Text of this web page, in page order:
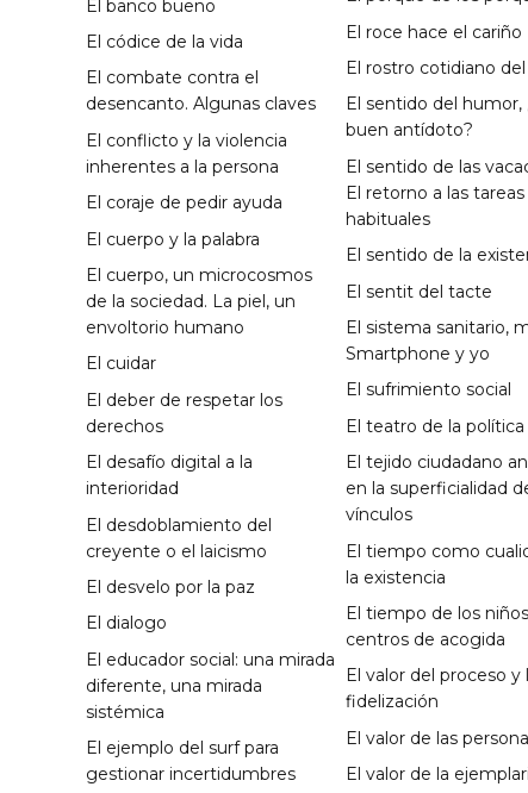
El banco bueno
El códice de la vida
El combate contra el
desencanto. Algunas claves
El conflicto y la violencia
inherentes a la persona
El coraje de pedir ayuda
El cuerpo y la palabra
El cuerpo, un microcosmos
de la sociedad. La piel, un
envoltorio humano
El cuidar
El deber de respetar los
derechos
El desafío digital a la
interioridad
El desdoblamiento del
creyente o el laicismo
El desvelo por la paz
El dialogo
El educador social: una mirada
diferente, una mirada
sistémica
El ejemplo del surf para
gestionar incertidumbres
El roce hace el cariño
El rostro cotidiano
El sentido del humor,
buen antídoto?
El sentido de las
El retorno a las tareas
habituales
El sentido de la
El sentit del tacte
El sistema sanitario,
Smartphone y yo
El sufrimiento social
El teatro de la política
El tejido ciudadano
en la superficialidad
vínculos
El tiempo como
la existencia
El tiempo de los
centros de acogida
El valor del proceso y
fidelización
El valor de las
El valor de la